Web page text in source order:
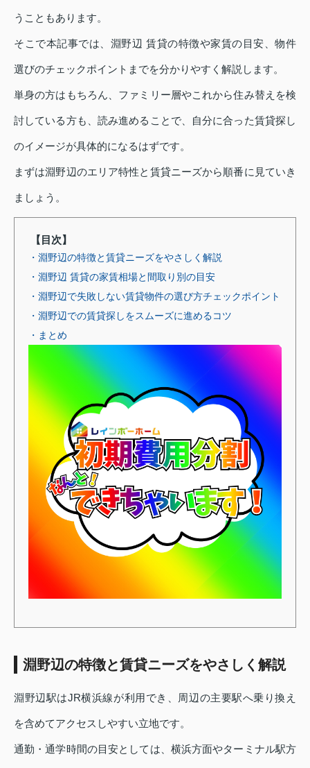
うこともあります。
そこで本記事では、淵野辺 賃貸の特徴や家賃の目安、物件
選びのチェックポイントまでを分かりやすく解説します。
単身の方はもちろん、ファミリー層やこれから住み替えを検
討している方も、読み進めることで、自分に合った賃貸探し
のイメージが具体的になるはずです。
まずは淵野辺のエリア特性と賃貸ニーズから順番に見ていき
ましょう。
【目次】
・淵野辺の特徴と賃貸ニーズをやさしく解説
・淵野辺 賃貸の家賃相場と間取り別の目安
・淵野辺で失敗しない賃貸物件の選び方チェックポイント
・淵野辺での賃貸探しをスムーズに進めるコツ
・まとめ
淵野辺の特徴と賃貸ニーズをやさしく解説
淵野辺駅はJR横浜線が利用でき、周辺の主要駅へ乗り換え
を含めてアクセスしやすい立地です。
通勤・通学時間の目安としては、横浜方面やターミナル駅方